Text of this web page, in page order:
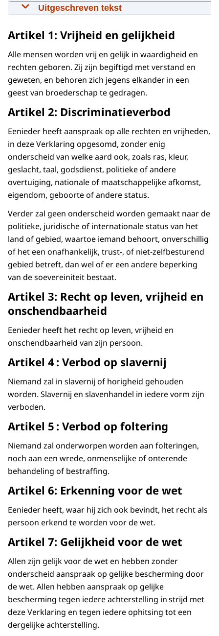
Wat zijn mensenrechten?
Download
Ondertiteling
srt 4 KB
Download
Uitgeschreven tekst
tekst.
Mensenrechten.
We hebben ze allemaal.
Simpelweg omdat we mens zijn.
We hebben ze vanaf onze geboorte,
Ze zijn er voor iedereen,
overal,
en altijd.
Om ze te beschermen en de
kans op schending te verkleinen,
is het belangrijk dat we
allemaal weten wat onze mensenrechten
zijn.
Want zonder mensenrechten
geldt het recht van de sterkste.
Mensenrechten zijn absoluut nodig
om een vrij en waardig leven te leiden.
Griekse filosofen dachten 2300 jaar geleden
al na over waarden zoals gelijkheid.
Mensenrechten zijn gebaseerd op gedeelde
waarden
die al van oudsher een rol spelen.
Sinds 1948 zijn mensenrechten wereldwijd
vastgelegd in de Universele Verklaring van
de Rechten van de Mens.
Je vindt ze terug in internationale verdragen
en in de Grondwet.
Mensenrechten raken alle aspecten van ons
leven.
Zo heb je bijvoorbeeld het recht op
onderwijs.
Het recht op zorg als je ziek bent.
Het recht om gelijk behandeld te worden.
En het recht op privacy.
Alle mensenrechten zijn even belangrijk, en
hangen met elkaar samen.
Artikel 1: Vrijheid en gelijkheid
Alle mensen worden vrij en gelijk in waardigheid en
rechten geboren. Zij zijn begiftigd met verstand en
geweten, en behoren zich jegens elkander in een
geest van broederschap te gedragen.
Artikel 2: Discriminatieverbod
Eenieder heeft aanspraak op alle rechten en vrijheden,
in deze Verklaring opgesomd, zonder enig
onderscheid van welke aard ook, zoals ras, kleur,
geslacht, taal, godsdienst, politieke of andere
overtuiging, nationale of maatschappelijke afkomst,
eigendom, geboorte of andere status.
Verder zal geen onderscheid worden gemaakt naar de
politieke, juridische of internationale status van het
land of gebied, waartoe iemand behoort, onverschillig
of het een onafhankelijk, trust-, of niet-zelfbesturend
gebied betreft, dan wel of er een andere beperking
van de soevereiniteit bestaat.
Artikel 3: Recht op leven, vrijheid en
onschendbaarheid
Eenieder heeft het recht op leven, vrijheid en
onschendbaarheid van zijn persoon.
Artikel 4 : Verbod op slavernij
Niemand zal in slavernij of horigheid gehouden
worden. Slavernij en slavenhandel in iedere vorm zijn
verboden.
Artikel 5 : Verbod op foltering
Niemand zal onderworpen worden aan folteringen,
noch aan een wrede, onmenselijke of onterende
behandeling of bestraffing.
Artikel 6: Erkenning voor de wet
Eenieder heeft, waar hij zich ook bevindt, het recht als
persoon erkend te worden voor de wet.
Artikel 7: Gelijkheid voor de wet
Allen zijn gelijk voor de wet en hebben zonder
onderscheid aanspraak op gelijke bescherming door
de wet. Allen hebben aanspraak op gelijke
bescherming tegen iedere achterstelling in strijd met
deze Verklaring en tegen iedere ophitsing tot een
dergelijke achterstelling.